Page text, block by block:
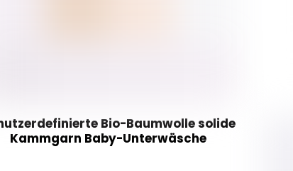
Bio-Baumwolle solide
Kammgarn Baby-Unterwäsche